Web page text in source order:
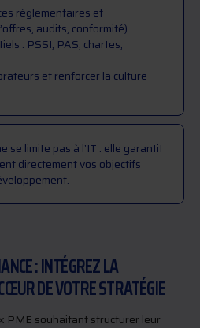
réglementaires et
audits, conformité)
: PSSI, PAS, chartes,
et renforcer la culture
se limite pas à l’IT : elle garantit
directement vos objectifs
: INTÉGREZ LA
DE VOTRE STRATÉGIE
PME souhaitant structurer leur